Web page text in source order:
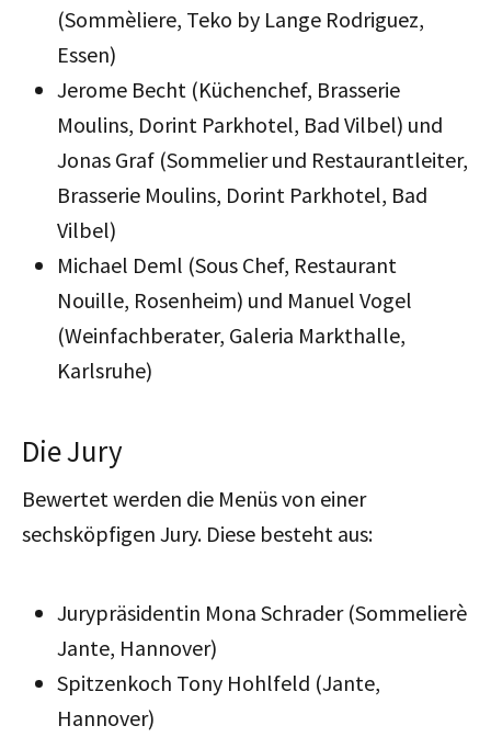
(Sommèliere, Teko by Lange Rodriguez,
Essen)
Jerome Becht (Küchenchef, Brasserie
Moulins, Dorint Parkhotel, Bad Vilbel) und
Jonas Graf (Sommelier und Restaurantleiter,
Brasserie Moulins, Dorint Parkhotel, Bad
Vilbel)
Michael Deml (Sous Chef, Restaurant
Nouille, Rosenheim) und Manuel Vogel
(Weinfachberater, Galeria Markthalle,
Karlsruhe)
Die Jury
Bewertet werden die Menüs von einer
sechsköpfigen Jury. Diese besteht aus:
Jurypräsidentin Mona Schrader (Sommelierè
Jante, Hannover)
Spitzenkoch Tony Hohlfeld (Jante,
Hannover)